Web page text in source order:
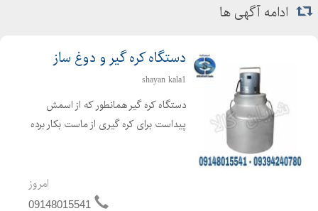
ادامه آگهی ها
دستگاه کره گیر و دوغ ساز
shayan kala1
دستگاه کره گیر همانطور که از اسمش
پیداست برای کره گیری از ماست بکار برده
مخلوط شده و بحال...
امروز
09148015541